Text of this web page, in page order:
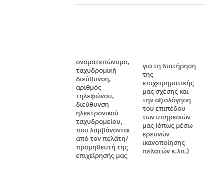
ονοματεπώνυμο,
ταχυδρομική
διεύθυνση,
αριθμός
τηλεφώνου,
διεύθυνση
ηλεκτρονικού
ταχυδρομείου,
που λαμβάνονται
από τον πελάτη/
προμηθευτή της
επιχείρησής μας
για τη διατήρηση
της
επιχειρηματικής
μας σχέσης και
την αξιολόγηση
του επιπέδου
των υπηρεσιών
μας (όπως μέσω
ερευνών
ικανοποίησης
πελατών κ.λπ.)